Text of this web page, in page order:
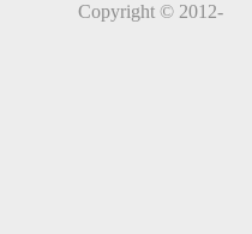
Copyright © 2012-